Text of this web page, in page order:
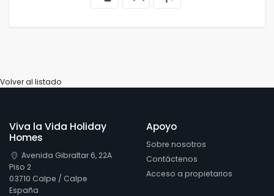
Volver al listado
Viva la Vida Holiday
Homes
Avenida Gibraltar 6, 22A
Piso 2
03710 Calpe / Calpe
España
Apoyo
Sobre nosotros
Contáctenos
Acceso a propietarios